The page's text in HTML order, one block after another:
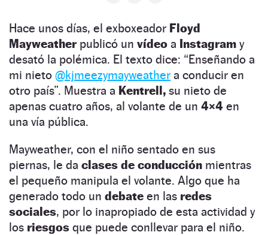
Hace unos días, el exboxeador Floyd
Mayweatherpublicó un vídeo a Instagram y
desató la polémica. El texto dice: “Enseñando a
mi nieto @kjmeezymayweather a conducir en
otro país”. Muestra a Kentrell, su nieto de
apenas cuatro años, al volante de un 4×4 en
una vía pública.
Mayweather, con el niño sentado en sus
piernas, le da clases de conducción mientras
el pequeño manipula el volante. Algo que ha
generado todo un debate en las redes
sociales, por lo inapropiado de esta actividad y
los riesgos que puede conllevar para el niño.